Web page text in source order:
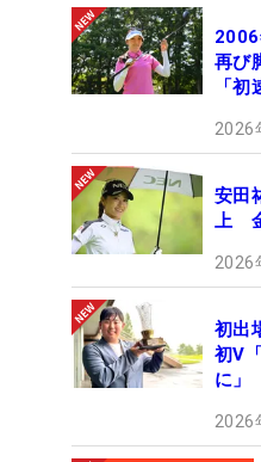
再び
「
2026
安田
上
2026
初出
初V
に」
2026